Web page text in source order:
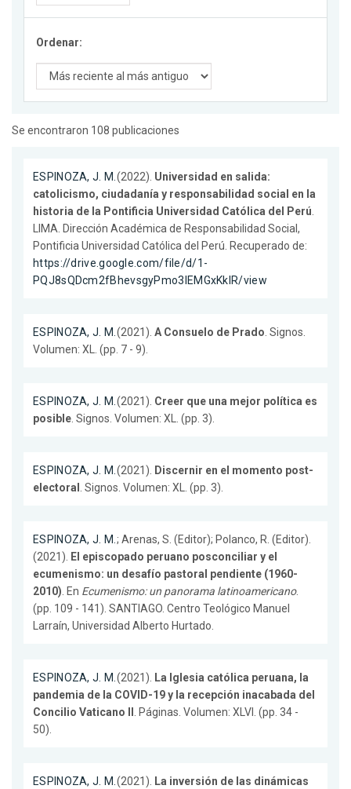
Ordenar:
Se encontraron 108 publicaciones
ESPINOZA, J. M.(2022). Universidad en salida:
catolicismo, ciudadanía y responsabilidad social en la
historia de la Pontificia Universidad Católica del Perú.
LIMA. Dirección Académica de Responsabilidad Social,
Pontificia Universidad Católica del Perú. Recuperado de:
https://drive.google.com/file/d/1-
PQJ8sQDcm2fBhevsgyPmo3lEMGxKkIR/view
ESPINOZA, J. M.(2021). A Consuelo de Prado. Signos.
Volumen: XL. (pp. 7 - 9).
ESPINOZA, J. M.(2021). Creer que una mejor política es
posible. Signos. Volumen: XL. (pp. 3).
ESPINOZA, J. M.(2021). Discernir en el momento post-
electoral . Signos. Volumen: XL. (pp. 3).
ESPINOZA, J. M.; Arenas, S. (Editor); Polanco, R. (Editor).
(2021). El episcopado peruano posconciliar y el
ecumenismo: un desafío pastoral pendiente (1960-
2010). En Ecumenismo: un panorama latinoamericano.
(pp. 109 - 141). SANTIAGO. Centro Teológico Manuel
Larraín, Universidad Alberto Hurtado.
ESPINOZA, J. M.(2021). La Iglesia católica peruana, la
pandemia de la COVID-19 y la recepción inacabada del
Concilio Vaticano II . Páginas. Volumen: XLVI. (pp. 34 -
50).
ESPINOZA, J. M.(2021). La inversión de las dinámicas